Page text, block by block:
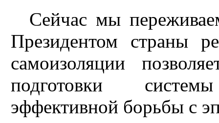
Сейчас мы
Президентом страны
самоизоляции
подготовки
эффективной борьбы с